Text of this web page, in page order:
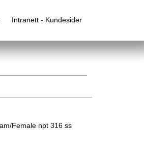
Intranett - Kundesider
Female npt 316 ss